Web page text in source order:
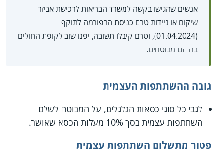
אנשים שהגישו בקשה למשרד הבריאות לרכישת אביזר
שיקום או ניידות טרם כניסת הרפורמה לתוקף
(01.04.2024), וטרם קיבלו תשובה, יפנו שוב לקופת החולים
בה הם מבוטחים.
גובה ההשתתפות העצמית
לגבי כל סוגי כסאות הגלגלים, על המבוטח לשלם
השתתפות עצמית בסך 10% מעלות הכסא שאושר.
פטור מתשלום השתתפות עצמית